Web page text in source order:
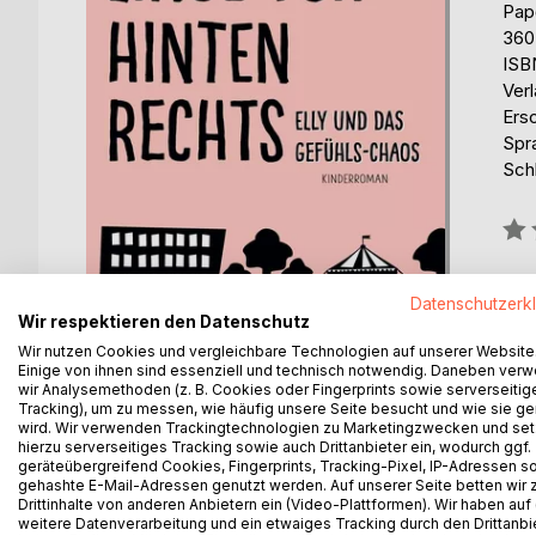
BESCHREIBUNG AUTOR/IN
Wir respektieren den Datenschutz
Wir nutzen Cookies und vergleichbare Technologien auf unserer Website.
Einige von ihnen sind essenziell und technisch notwendig. Daneben
wir Analysemethoden (z. B. Cookies oder Fingerprints sowie
Tracking), um zu messen, wie häufig unsere Seite besucht und wie sie
wird. Wir verwenden Trackingtechnologien zu Marketingzwecken und
hierzu serverseitiges Tracking sowie auch Drittanbieter ein, wodurch ggf.
geräteübergreifend Cookies, Fingerprints, Tracking-Pixel, IP-Adressen
gehashte E-Mail-Adressen genutzt werden. Auf unserer Seite betten wir
Drittinhalte von anderen Anbietern ein (Video-Plattformen). Wir haben auf
weitere Datenverarbeitung und ein etwaiges Tracking durch den